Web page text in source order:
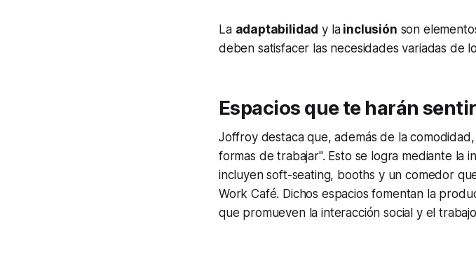
La adaptabilidad y lainclusión son
deben satisfacer las necesidades variadas de
Espacios que te harán
Joffroy destaca que, además de la
formas de trabajar". Esto se logra mediante la
incluyen soft-seating, booths y un comedor
Work Café. Dichos espacios fomentan la
que promueven la interacción social y el